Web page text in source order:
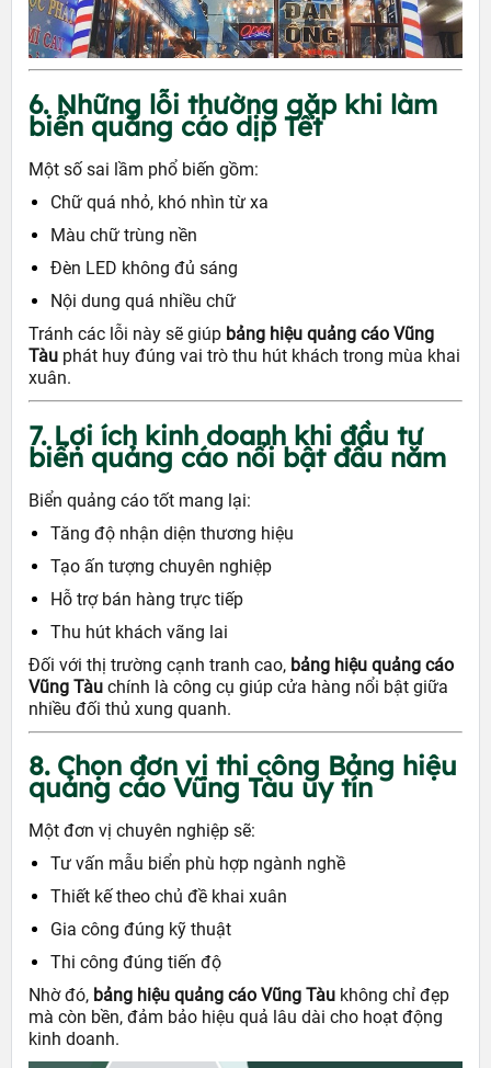
6. Những lỗi thường gặp khi làm
biển quảng cáo dịp Tết
Một số sai lầm phổ biến gồm:
Chữ quá nhỏ, khó nhìn từ xa
Màu chữ trùng nền
Đèn LED không đủ sáng
Nội dung quá nhiều chữ
Tránh các lỗi này sẽ giúp bảng hiệu quảng cáo Vũng
Tàu phát huy đúng vai trò thu hút khách trong mùa khai
xuân.
7. Lợi ích kinh doanh khi đầu tư
biển quảng cáo nổi bật đầu năm
Biển quảng cáo tốt mang lại:
Tăng độ nhận diện thương hiệu
Tạo ấn tượng chuyên nghiệp
Hỗ trợ bán hàng trực tiếp
Thu hút khách vãng lai
Đối với thị trường cạnh tranh cao, bảng hiệu quảng cáo
Vũng Tàu chính là công cụ giúp cửa hàng nổi bật giữa
nhiều đối thủ xung quanh.
8. Chọn đơn vị thi công Bảng hiệu
quảng cáo Vũng Tàu uy tín
Một đơn vị chuyên nghiệp sẽ:
Tư vấn mẫu biển phù hợp ngành nghề
Thiết kế theo chủ đề khai xuân
Gia công đúng kỹ thuật
Thi công đúng tiến độ
Nhờ đó, bảng hiệu quảng cáo Vũng Tàu không chỉ đẹp
mà còn bền, đảm bảo hiệu quả lâu dài cho hoạt động
kinh doanh.